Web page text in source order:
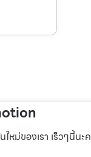
หม่ของเรา เร็วๆนี้นะค